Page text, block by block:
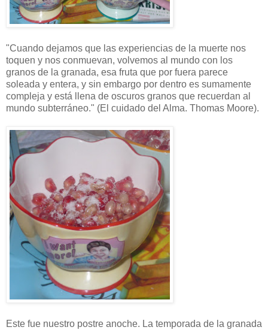
"Cuando dejamos que las experiencias de la muerte nos
toquen y nos conmuevan, volvemos al mundo con los
granos de la granada, esa fruta que por fuera parece
soleada y entera, y sin embargo por dentro es sumamente
compleja y está llena de oscuros granos que recuerdan al
mundo subterráneo." (El cuidado del Alma. Thomas Moore).
Este fue nuestro postre anoche. La temporada de la granada